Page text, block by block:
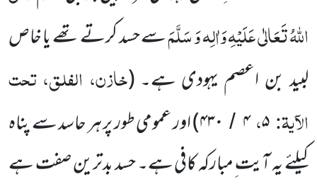
اللّٰہُ تَعَالٰی عَلَیْہِ وَاٰلِہ وَ سَلَّمَسے حسد کرتے تھے یا خاص
لبید بن اعصم یہودی ہے۔ (خازن، الفلق، تحت
الآیۃ:۵،۴ / ۴۳۰)اور عمومی طور پر ہر حاسد سے پناہ
کیلئے یہ آیت ِمبارکہ کافی ہے۔ حسد بدترین صفت ہے